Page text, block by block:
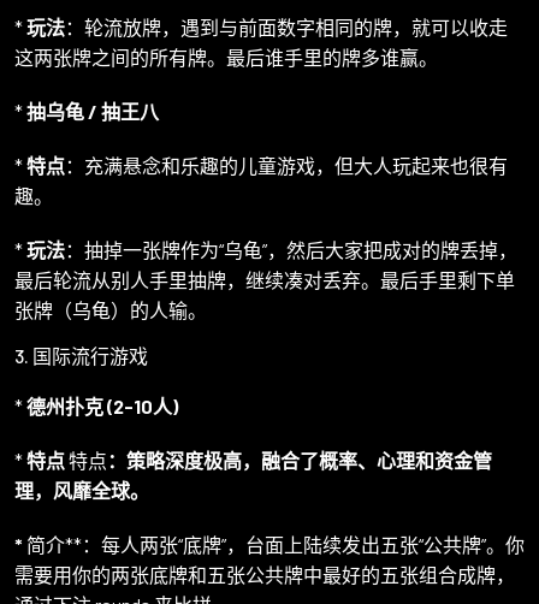
*玩法：轮流放牌，遇到与前面数字相同的牌，就可以收走
这两张牌之间的所有牌。最后谁手里的牌多谁赢。
*抽乌龟 / 抽王八
*特点：充满悬念和乐趣的儿童游戏，但大人玩起来也很有
趣。
*玩法：抽掉一张牌作为“乌龟”，然后大家把成对的牌丢掉，
最后轮流从别人手里抽牌，继续凑对丢弃。最后手里剩下单
张牌（乌龟）的人输。
3. 国际流行游戏
*德州扑克 (2-10人)
*特点特点：策略深度极高，融合了概率、心理和资金管
理，风靡全球。
* 简介**：每人两张“底牌”，台面上陆续发出五张“公共牌”。你
需要用你的两张底牌和五张公共牌中最好的五张组合成牌，